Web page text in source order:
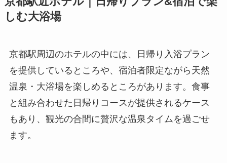
しむ大浴場
京都駅周辺のホテルの中には、日帰り入浴プラン
を提供しているところや、宿泊者限定ながら天然
温泉・大浴場を楽しめるところがあります。食事
と組み合わせた日帰りコースが提供されるケース
もあり、観光の合間に贅沢な温泉タイムを過ごせ
ます。